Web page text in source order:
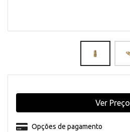
Opções de pagamento
Ver Preço